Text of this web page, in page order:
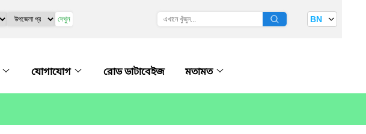
দেখুন BN
যোগাযোগ রোড ডাটাবেইজ মতামত